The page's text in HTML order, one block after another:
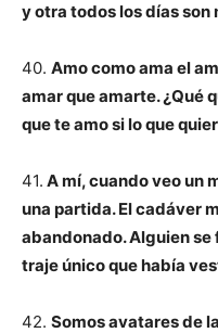
y otra todos los días son
40. Amo como ama el
amar que amarte. ¿Qué
que te amo si lo que
41. A mí, cuando veo un
una partida. El cadáver
abandonado. Alguien
traje único que había
42. Somos avatares de